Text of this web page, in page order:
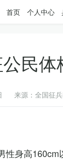
首页 个人中心
公民
来源：全国征
性身高160cm